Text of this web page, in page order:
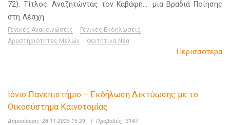
72). Τίτλος: Αναζητώντας τον Καβάφη…: μια Βραδιά Ποίησης
στη Λέσχη
Γενικές Ανακοινώσεις
Γενικές Εκδηλώσεις
Δραστηριότητες Μελών
Φοιτητικά Νέα
Περισσότερα
Ιόνιο Πανεπιστήμιο – Εκδήλωση Δικτύωσης με το
Οικοσύστημα Καινοτομίας
Δημοσίευση: 28-11-2025 15:29 | Προβολές: 3147